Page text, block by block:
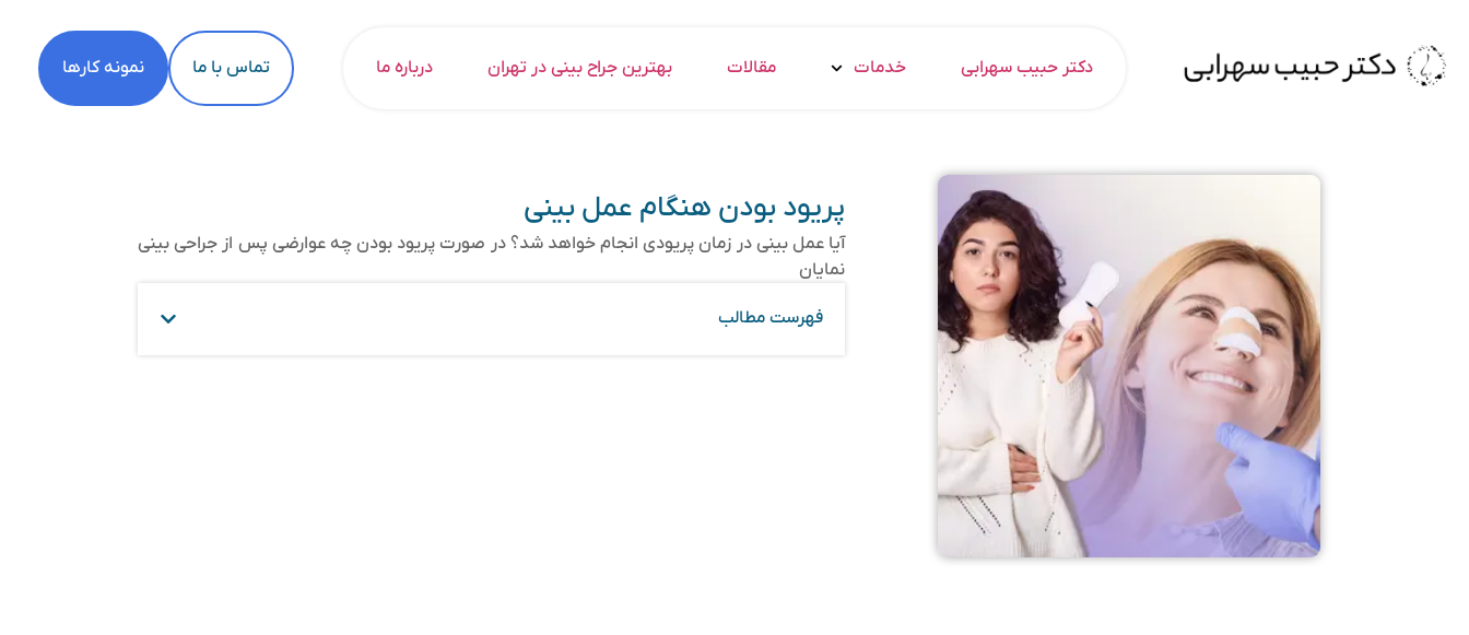
دکتر حبیب سهرابی خدمات مقالات بهترین جراح بینی در تهران درباره ما تماس با ما نمونه کارها
پریود بودن هنگام عمل بینی
آیا عمل بینی در زمان پریودی انجام خواهد شد؟ در صورت پریود بودن چه عوارضی پس از جراحی بینی
نمایان
فهرست مطالب